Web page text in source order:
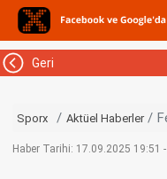
Geri
Sporx Aktüel Haberler
Haber Tarihi: 17.09.2025 19:51